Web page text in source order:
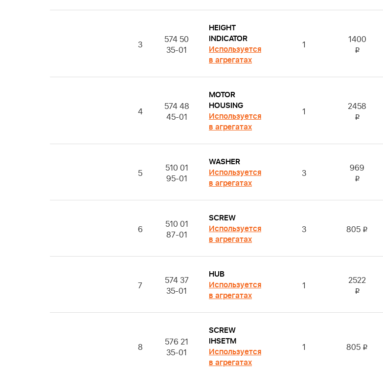
3
574 50
35-01
HEIGHT
INDICATOR
Используется
в агрегатах
1 1400
i
4
574 48
45-01
MOTOR
HOUSING
Используется
в агрегатах
1 2458
i
5
510 01
95-01
WASHER
Используется
в агрегатах
3 969
i
6
510 01
87-01
SCREW
Используется
в агрегатах
3 805 i
7
574 37
35-01
HUB
Используется
в агрегатах
1 2522
i
8
576 21
35-01
SCREW
IHSETM
Используется
в агрегатах
1 805 i